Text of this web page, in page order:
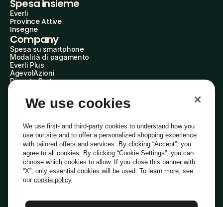
Spesa insieme
Everli
Province Attive
Insegne
Company
Spesa su smartphone
Modalità di pagamento
Everli Plus
AgevolAzioni
Diventa Partner
Everli Shoppers
About Us
Everli News
Domande frequenti
Lavora con noi
Diventa Shopper
Investitori
PrivacyCookiePreferenze Cookie
Termini e CondizioniCodice Etico
Indirizzo PEC: everli@pec.it - indirizzo DPO: dpo@everli.com
Italiano
We use cookies
We use first- and third-party cookies to understand how you
use our site and to offer a personalized shopping experience
with tailored offers and services. By clicking “Accept”, you
agree to all cookies. By clicking “Cookie Settings”, you can
choose which cookies to allow. If you close this banner with
“X”, only essential cookies will be used. To learn more, see
our cookie policy